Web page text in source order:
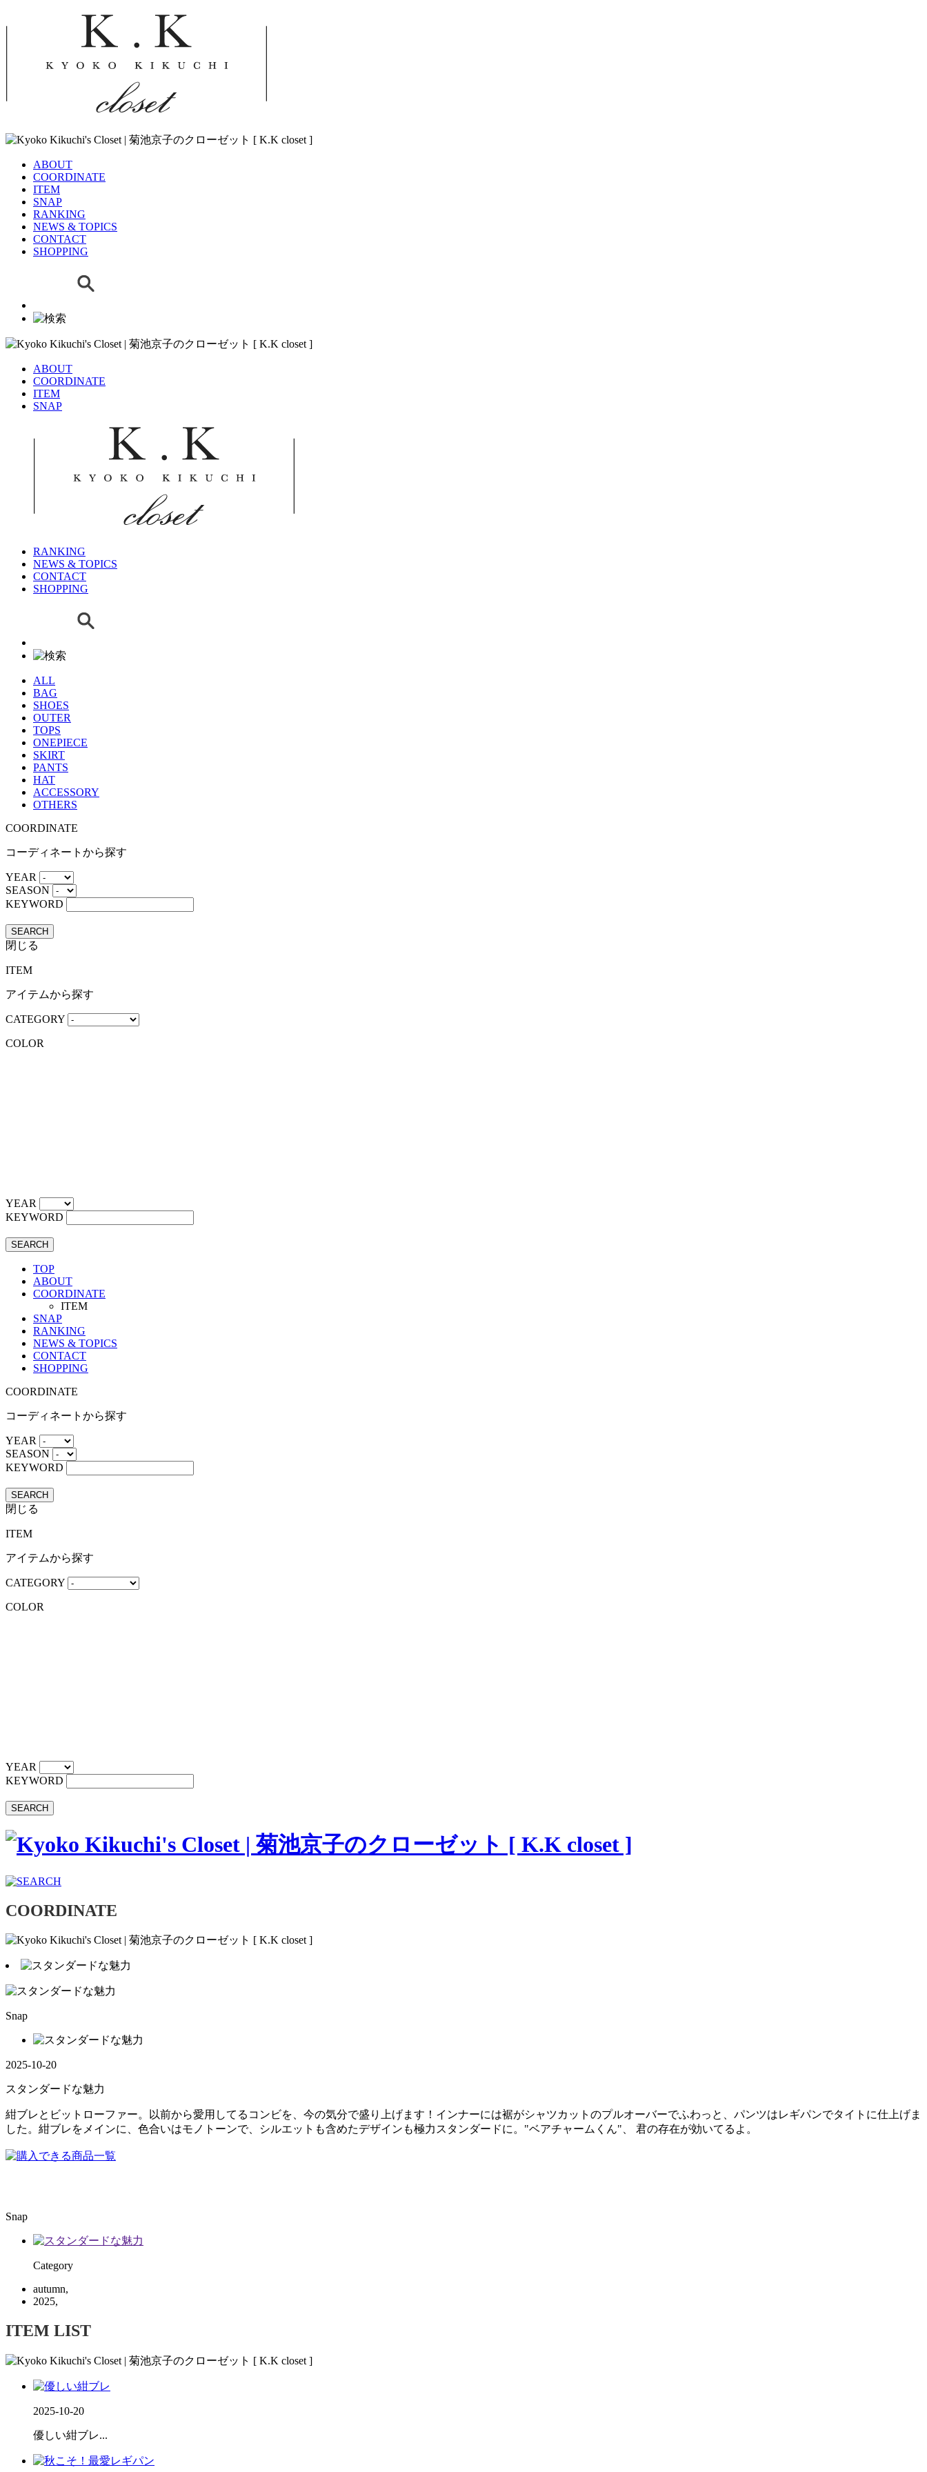
ABOUT
COORDINATE
ITEM
SNAP
RANKING
NEWS & TOPICS
CONTACT
SHOPPING
ABOUT
COORDINATE
ITEM
SNAP
RANKING
NEWS & TOPICS
CONTACT
SHOPPING
ALL
BAG
SHOES
OUTER
TOPS
ONEPIECE
SKIRT
PANTS
HAT
ACCESSORY
OTHERS
COORDINATE
コーディネートから探す
YEAR
SEASON
KEYWORD
SEARCH
閉じる
ITEM
アイテムから探す
CATEGORY
COLOR
YEAR
KEYWORD
SEARCH
TOP
ABOUT
COORDINATE
ITEM
SNAP
RANKING
NEWS & TOPICS
CONTACT
SHOPPING
COORDINATE
コーディネートから探す
YEAR
SEASON
KEYWORD
SEARCH
閉じる
ITEM
アイテムから探す
CATEGORY
COLOR
YEAR
KEYWORD
SEARCH
COORDINATE
Snap
2025-10-20
スタンダードな魅力
紺ブレとビットローファー。以前から愛用してるコンビを、今の気分で盛り上げます！インナーには裾がシャツカットのプルオーバーでふわっと、パンツはレギパンでタイトに仕上げま
した。紺ブレをメインに、色合いはモノトーンで、シルエットも含めたデザインも極力スタンダードに。"ベアチャームくん"、 君の存在が効いてるよ。
Snap
Category
autumn,
2025,
ITEM LIST
2025-10-20
優しい紺ブレ...